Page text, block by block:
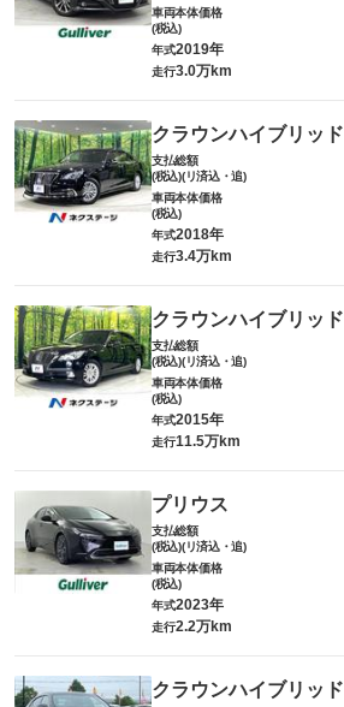
車両本体価格
(税込)
年式2019年
走行3.0万km
クラウンハイブリッド
支払総額
(税込)(リ済込・追)
車両本体価格
(税込)
年式2018年
走行3.4万km
クラウンハイブリッド
支払総額
(税込)(リ済込・追)
車両本体価格
(税込)
年式2015年
走行11.5万km
プリウス
支払総額
(税込)(リ済込・追)
車両本体価格
(税込)
年式2023年
走行2.2万km
クラウンハイブリッド